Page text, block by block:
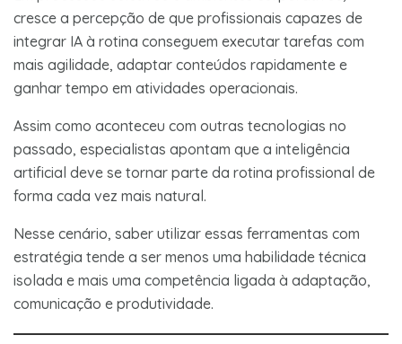
cresce a percepção de que profissionais capazes de
integrar IA à rotina conseguem executar tarefas com
mais agilidade, adaptar conteúdos rapidamente e
ganhar tempo em atividades operacionais.
Assim como aconteceu com outras tecnologias no
passado, especialistas apontam que a inteligência
artificial deve se tornar parte da rotina profissional de
forma cada vez mais natural.
Nesse cenário, saber utilizar essas ferramentas com
estratégia tende a ser menos uma habilidade técnica
isolada e mais uma competência ligada à adaptação,
comunicação e produtividade.